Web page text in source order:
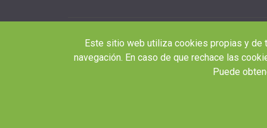
Este sitio web utiliza cookies propias y de
navegación. En caso de que rechace las
Puede